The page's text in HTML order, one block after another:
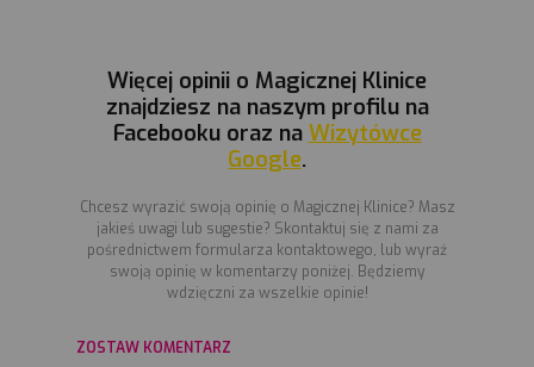
Więcej opinii o Magicznej Klinice
znajdziesz na naszym profilu na
Facebooku oraz na Wizytówce
Google.
Chcesz wyrazić swoją opinię o Magicznej Klinice? Masz
jakieś uwagi lub sugestie? Skontaktuj się z nami za
pośrednictwem formularza kontaktowego, lub wyraź
swoją opinię w komentarzy poniżej. Będziemy
wdzięczni za wszelkie opinie!
ZOSTAW KOMENTARZ